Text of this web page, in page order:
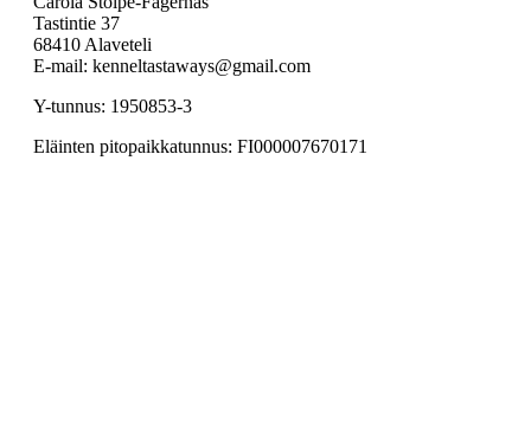
Tastintie 37
68410 Alaveteli
E-mail: kenneltastaways@gmail.com
Y-tunnus: 1950853-3
Eläinten pitopaikkatunnus: FI000007670171